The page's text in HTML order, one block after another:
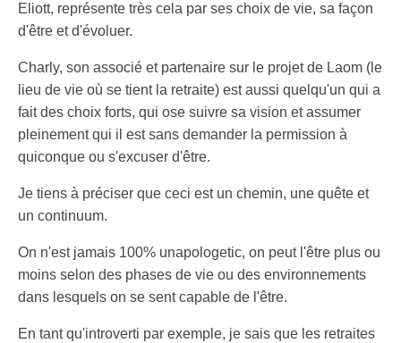
Eliott, représente très cela par ses choix de vie, sa façon
d'être et d'évoluer.
Charly, son associé et partenaire sur le projet de Laom (le
lieu de vie où se tient la retraite) est aussi quelqu'un qui a
fait des choix forts, qui ose suivre sa vision et assumer
pleinement qui il est sans demander la permission à
quiconque ou s'excuser d'être.
Je tiens à préciser que ceci est un chemin, une quête et
un continuum.
On n'est jamais 100% unapologetic, on peut l'être plus ou
moins selon des phases de vie ou des environnements
dans lesquels on se sent capable de l'être.
En tant qu'introverti par exemple, je sais que les retraites